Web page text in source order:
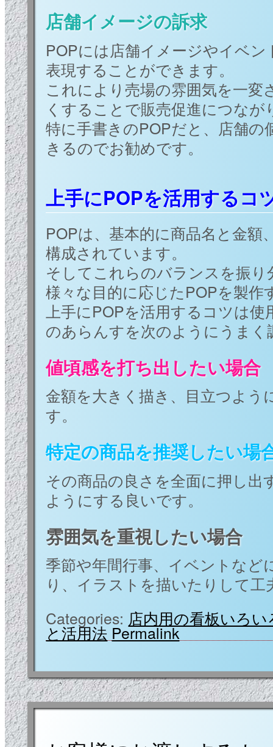
店舗イメージの訴求
POPには店舗イメージやイベ
表現することができます。
これにより売場の雰囲気を一変
くすることで販売促進につなが
特に手書きのPOPだと、店舗
きるのでお勧めです。
上手にPOPを活用するコ
POPは、基本的に商品名と金額
構成されています。
そしてこれらのバランスを振
様々な目的に応じたPOPを製
上手にPOPを活用するコツは
のあらんすを次のようにうま
値頃感を打ち出したい場合
金額を大きく描き、目立つよう
す。
特定の商品を推奨したい場
その商品の良さを全面に押し出
ようにする良いです。
雰囲気を重視したい場合
季節や年間行事、イベントなど
り、イラストを描いたりして
Categories: 店内用の看板いろい
と活用法 Permalink